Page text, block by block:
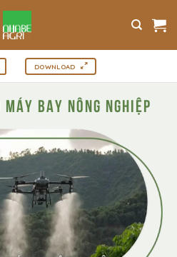
DOWNLOAD
máy bay nông nghiệp